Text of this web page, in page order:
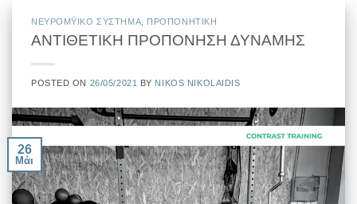
ΝΕΥΡΟΜΫΙΚΟ ΣΥΣΤΗΜΑ ΠΡΟΠΟΝΗΤΙΚΗ
ΑΝΤΙΘΕΤΙΚΗ ΠΡΟΠΟΝΗΣΗ ΔΥΝΑΜΗΣ
POSTED ON 26/05/2021 BY NIKOS NIKOLAIDIS
26
Μάι